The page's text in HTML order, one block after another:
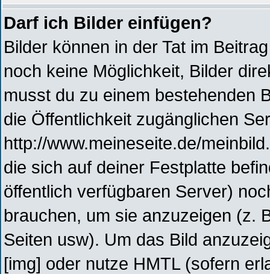
Darf ich Bilder einfügen?
Bilder können in der Tat im
noch keine Möglichkeit, Bilder
musst du zu einem bestehenden
die Öffentlichkeit zugänglichen
http://www.meineseite.de/
die sich auf deiner Festplatte
öffentlich verfügbaren Server)
brauchen, um sie anzuzeigen (z.
Seiten usw). Um das Bild
[img] oder nutze HMTL (sofern